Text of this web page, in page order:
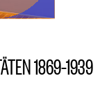
1869–1939